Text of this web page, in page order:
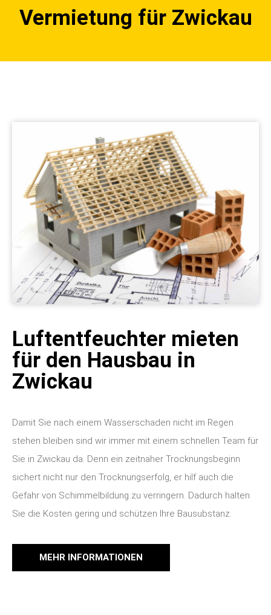
Vermietung für Zwickau
Luftentfeuchter mieten
für den Hausbau in
Zwickau
Damit Sie nach einem Wasserschaden nicht im Regen
stehen bleiben sind wir immer mit einem schnellen Team für
Sie in Zwickau da. Denn ein zeitnaher Trocknungsbeginn
sichert nicht nur den Trocknungserfolg, er hilf auch die
Gefahr von Schimmelbildung zu verringern. Dadurch halten
Sie die Kosten gering und schützen Ihre Bausubstanz.
MEHR INFORMATIONEN